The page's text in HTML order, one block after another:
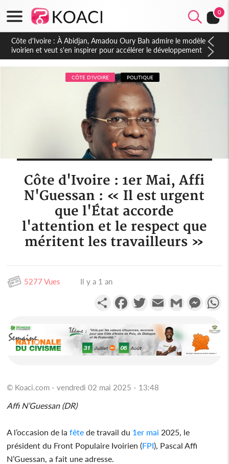
0
Côte d'Ivoire : 23 milliards FCFA de la France pour le métro
d'Abidjan et les Agoras : un nouveau coup d'accélérateur aux
projets structurants
CÔTE D'IVOIRE POLITIQUE
Côte d'Ivoire : 1er Mai, Affi
N'Guessan : « Il est urgent
que l'État accorde
l'attention et le respect que
méritent les travailleurs »
5277 Vues Il y a 1 an
PartagerFacebookTwitterEmail Gmail
© Koaci.com - vendredi 02 mai 2025 - 13:48
Affi N’Guessan (DR)
A l’occasion de lafête de travail du 1er mai 2025, le
président du Front Populaire Ivoirien (FPI), Pascal Affi
N’Guessan, a fait une adresse.